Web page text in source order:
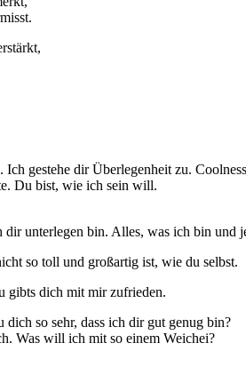
Ich gestehe dir Überlegenheit zu.
Du bist, wie ich sein will.
unterlegen bin. Alles, was ich bin und
so toll und großartig ist, wie du selbst.
gibts dich mit mir zufrieden.
dich so sehr, dass ich dir gut genug bin?
Was will ich mit so einem Weichei?